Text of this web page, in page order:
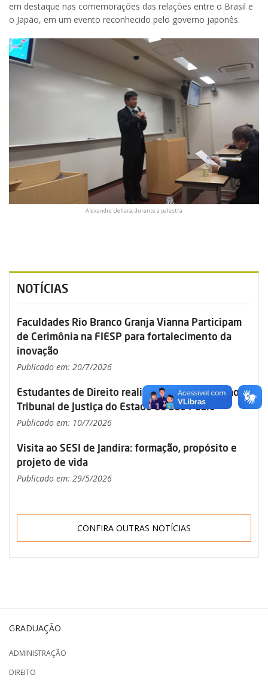
em destaque nas comemorações das relações entre o Brasil e
o Japão, em um evento reconhecido pelo governo japonês.
Alexandre Uehara, durante a palestra
NOTÍCIAS
Faculdades Rio Branco Granja Vianna Participam
de Cerimônia na FIESP para fortalecimento da
inovação
Publicado em: 20/7/2026
Estudantes de Direito realizam visita técnica ao
Tribunal de Justiça do Estado de São Paulo
Publicado em: 10/7/2026
Visita ao SESI de Jandira: formação, propósito e
projeto de vida
Publicado em: 29/5/2026
CONFIRA OUTRAS NOTÍCIAS
GRADUAÇÃO
ADMINISTRAÇÃO
DIREITO